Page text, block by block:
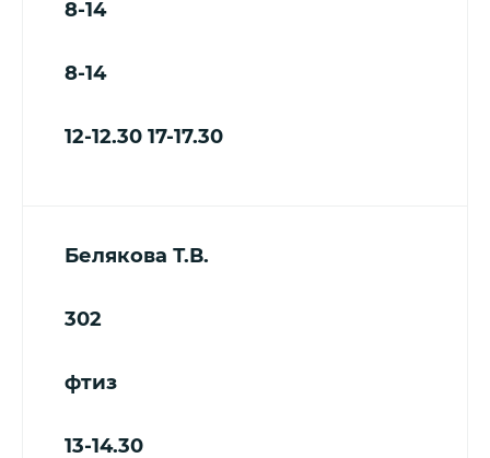
8-14
8-14
12-12.30 17-17.30
Белякова Т.В.
302
фтиз
13-14.30